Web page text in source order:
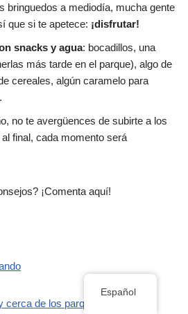
bringuedos a mediodía, mucha gente
que si te apetece: ¡disfrutar!
snacks y agua: bocadillos, una
más tarde en el parque), algo de
cereales, algún caramelo para
no te avergüences de subirte a los
final, cada momento será
¡Comenta aquí!
cerca de los parques de Disney
Español